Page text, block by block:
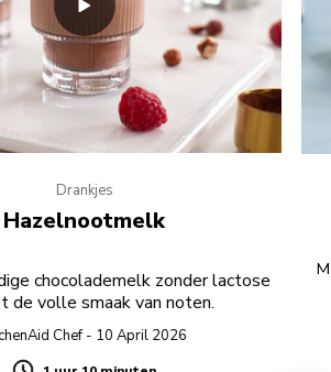
Drankjes
Hazelnootmelk
chocolademelk zonder lactose
de volle smaak van noten.
Chef - 10 April 2026